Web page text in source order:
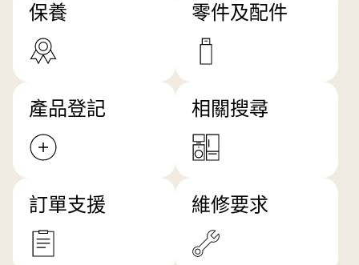
保養 零件及配件
產品登記 相關搜尋
訂單支援 維修要求